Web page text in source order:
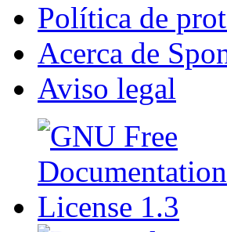
Política de
Acerca de
Aviso legal